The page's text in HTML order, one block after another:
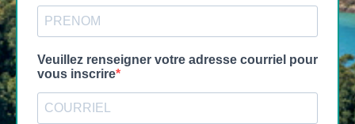
Veuillez renseigner votre adresse courriel pour
vous inscrire